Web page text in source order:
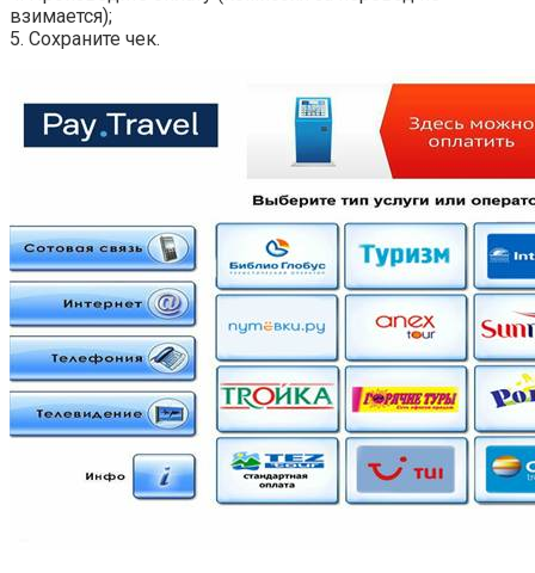
взимается);
5. Сохраните чек.